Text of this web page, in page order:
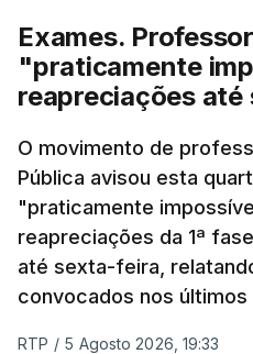
Exames.
"praticamente
reapreciações
O movimento de
Pública avisou esta
"praticamente
reapreciações da 1ª
até sexta-feira,
convocados nos últimos
RTP / 5 Agosto 2026, 19:33